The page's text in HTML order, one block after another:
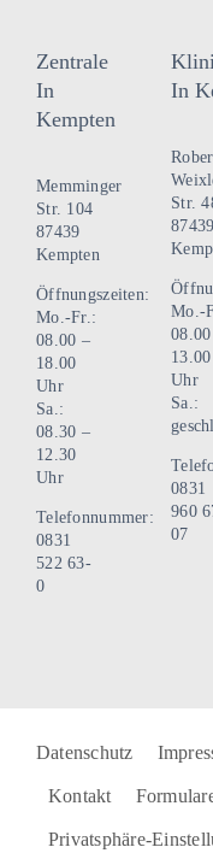
können
der
gewählt
Zentrale
In
Kempten
Memminger
Str. 104
87439
Kempten
Öffnungszeiten:
Mo.-Fr.:
08.00 –
18.00
Uhr
Sa.:
08.30 –
12.30
Uhr
Telefonnummer:
0831
522 63-
0
In
Str.
87439
Mo.-
13.00
Uhr
Sa.:
0831
960
07
Datenschutz
Kontakt
Privatsphäre-